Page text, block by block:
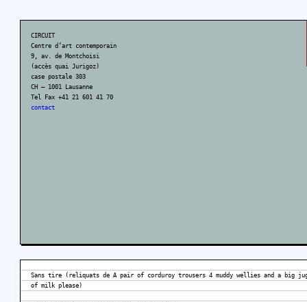
CIRCUIT
Centre d’art contemporain
9, av. de Montchoisi
(accès quai Jurigoz)
case postale 303
CH – 1001 Lausanne
Tel Fax +41 21 601 41 70
contact
Sans tire (reliquats de A pair of corduroy trousers 4 muddy wellies and a big
of milk please)